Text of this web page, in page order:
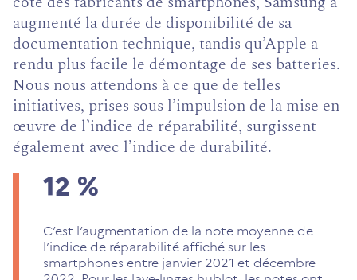
augmenté la durée de disponibilité de sa
documentation technique, tandis qu’Apple a
rendu plus facile le démontage de ses batteries.
Nous nous attendons à ce que de telles
initiatives, prises sous l’impulsion de la mise en
œuvre de l’indice de réparabilité, surgissent
également avec l’indice de durabilité.
12 %
C’est l’augmentation de la note moyenne de
l’indice de réparabilité affiché sur les
smartphones entre janvier 2021 et décembre